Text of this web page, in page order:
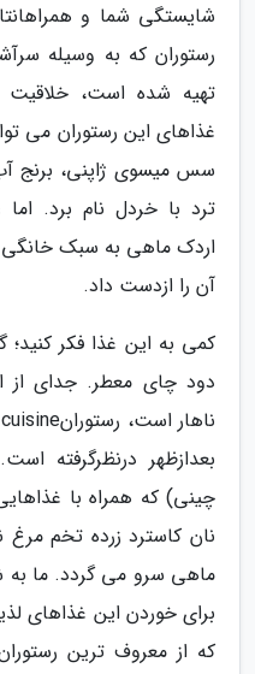
شایستگی شما و
رستوران که به وسیله
تهیه شده است، خلاقیت
غذاهای این رستوران می
سس میسوی ژاپنی، برنج
ترد با خردل نام برد.
اردک ماهی به سبک
آن را ازدست داد.
کمی به این غذا فکر
دود چای معطر. جدای از
بعدازظهر درنظرگرفته
چینی) که همراه با
نان کاسترد زرده تخم
ماهی سرو می گردد. ما به
که از معروف ترین